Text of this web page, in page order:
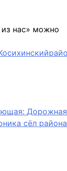
нас» можно
Дорожная
сёл района